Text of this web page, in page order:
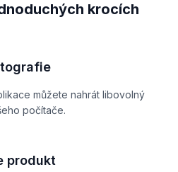
krocích
můžete nahrát libovolný
počítače.
produkt